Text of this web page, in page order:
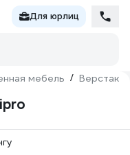
Для юрлиц
мебель / Верстаки